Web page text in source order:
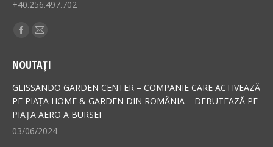
+40.256.497.702
Find us on:
Facebook
opens
in
new
window
Mail
opens
in
new
window
NOUTAȚI
GLISSANDO GARDEN CENTER – COMPANIE CARE ACTIVEAZĂ
PE PIAȚA HOME & GARDEN DIN ROMÂNIA – DEBUTEAZĂ PE
PIAȚA AERO A BURSEI
03/06/2024